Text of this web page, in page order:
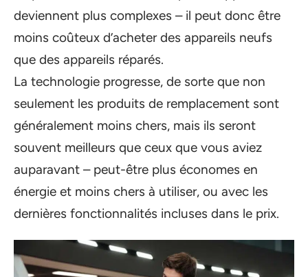
deviennent plus complexes – il peut donc être
moins coûteux d’acheter des appareils neufs
que des appareils réparés.
La technologie progresse, de sorte que non
seulement les produits de remplacement sont
généralement moins chers, mais ils seront
souvent meilleurs que ceux que vous aviez
auparavant – peut-être plus économes en
énergie et moins chers à utiliser, ou avec les
dernières fonctionnalités incluses dans le prix.